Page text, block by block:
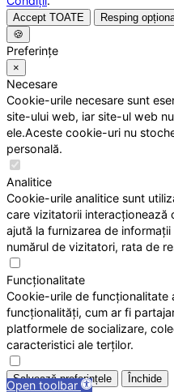
Open toolbar
Accept TOATE Resping
🍪
Preferințe
×
Necesare
Cookie-urile necesare sunt
site-ului web, iar site-ul web
ele.Aceste cookie-uri nu
personală.
Analitice
Cookie-urile analitice sunt
care vizitatorii
ajută la furnizarea de
numărul de vizitatori, rata de
Funcționalitate
Cookie-urile de funcționalitate
funcționalități, cum ar fi
platformele de socializare,
caracteristici ale terților.
Salvează preferințele Închide